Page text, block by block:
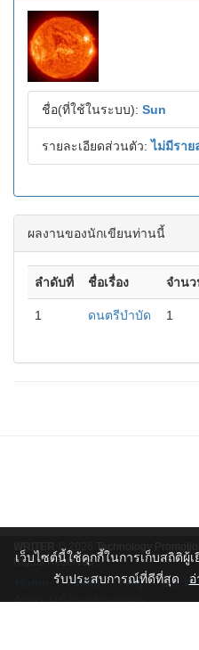
ชื่อ(ที่ใช้ในระบบ): Sun
รายละเอียดส่วนตัว:ไม่มีราย
ผลงานของนักเขียนท่านนี้
ลำดับที่ ชื่อเรื่อง จำน
1 ดนตรีบำบัด 1
WRITER © 2026 Technology
Rights Reserved.
· About · FAQ · Back
คุ้มครองข้อมูลส่วนบุคคล
เว็บไซต์นี้ใช้คุกกี้ในการเก็บสถิติผู้
รับประสบการณ์ที่ดีที่สุด